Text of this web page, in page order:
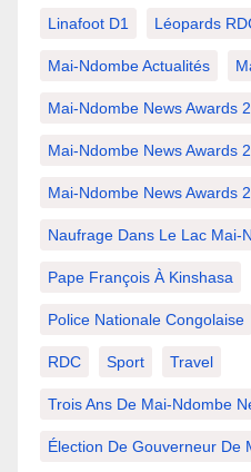
Linafoot D1 Léopards
Mai-Ndombe Actualités
Mai-Ndombe News Awards
Mai-Ndombe News Awards
Mai-Ndombe News Awards
Naufrage Dans Le Lac Mai-
Pape François À Kinshasa
Police Nationale Congolaise
RDC Sport Travel
Trois Ans De Mai-Ndombe
Élection De Gouverneur De